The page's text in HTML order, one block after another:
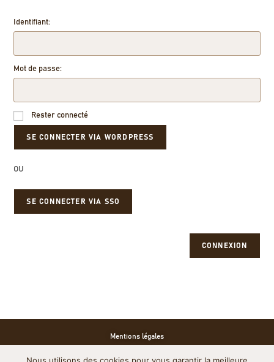
Identifiant:
Mot de passe:
Rester connecté
OU
SE CONNECTER VIA SSO
CONNEXION
Mentions légales